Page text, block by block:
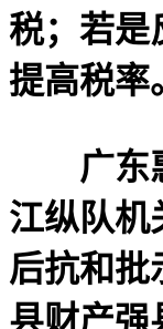
税；若是
提高税率
广东惠
江纵队机
后抗和批
县财产强